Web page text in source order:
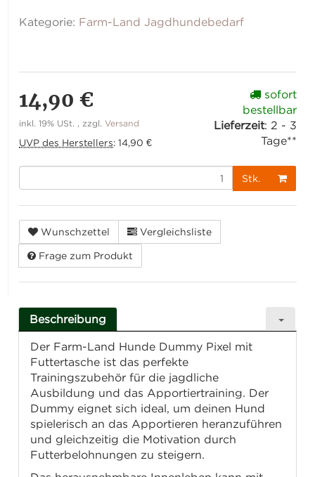
Kategorie: Farm-Land Jagdhundebedarf
14,90 €
inkl. 19% USt. , zzgl.Versand
UVP des Herstellers:14,90 €
sofort
bestellbar
Lieferzeit: 2 - 3
Tage**
Stk.
Wunschzettel Vergleichsliste
Frage zum Produkt
Beschreibung
Der Farm-Land Hunde Dummy Pixel mit
Futtertasche ist das perfekte
Trainingszubehör für die jagdliche
Ausbildung und das Apportiertraining. Der
Dummy eignet sich ideal, um deinen Hund
spielerisch an das Apportieren heranzuführen
und gleichzeitig die Motivation durch
Futterbelohnungen zu steigern.